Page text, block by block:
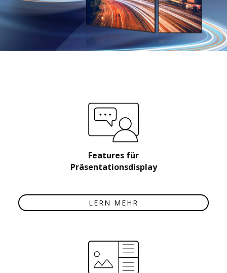
Features für
Präsentationsdisplay
LERN MEHR